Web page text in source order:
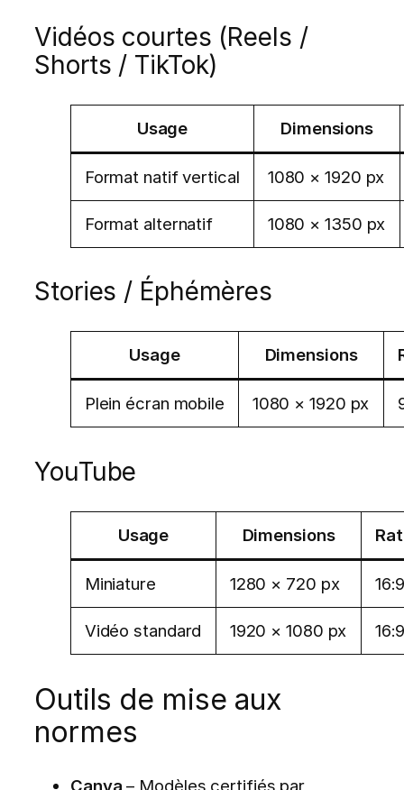
Vidéos courtes (Reels /
Shorts / TikTok)
Usage Dimensions
Format natif vertical 1080 × 1920 px
Format alternatif 1080 × 1350 px
Stories / Éphémères
Usage Dimensions
Plein écran mobile 1080 × 1920 px
YouTube
Usage Dimensions
Miniature 1280 × 720 px
Vidéo standard 1920 × 1080 px
Outils de mise aux
normes
Canva – Modèles certifiés par